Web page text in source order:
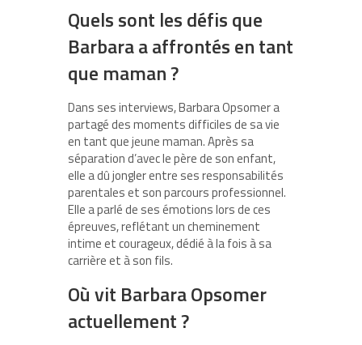
Quels sont les défis que
Barbara a affrontés en tant
que maman ?
Dans ses interviews, Barbara Opsomer a
partagé des moments difficiles de sa vie
en tant que jeune maman. Après sa
séparation d’avec le père de son enfant,
elle a dû jongler entre ses responsabilités
parentales et son parcours professionnel.
Elle a parlé de ses émotions lors de ces
épreuves, reflétant un cheminement
intime et courageux, dédié à la fois à sa
carrière et à son fils.
Où vit Barbara Opsomer
actuellement ?